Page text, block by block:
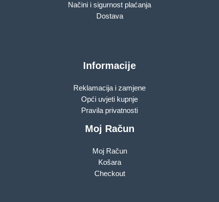
Načini i sigurnost plaćanja
Dostava
Informacije
Reklamacija i zamjene
Opći uvjeti kupnje
Pravila privatnosti
Moj Račun
Moj Račun
Košara
Checkout